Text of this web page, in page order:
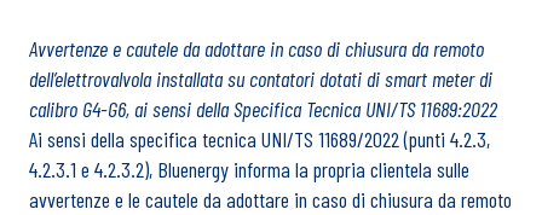
Avvertenze e cautele da adottare in caso di chiusura da remoto
dell’elettrovalvola installata su contatori dotati di smart meter di
calibro G4-G6, ai sensi della Specifica Tecnica UNI/TS 11689:2022
Ai sensi della specifica tecnica UNI/TS 11689/2022 (punti 4.2.3,
4.2.3.1 e 4.2.3.2), Bluenergy informa la propria clientela sulle
avvertenze e le cautele da adottare in caso di chiusura da remoto